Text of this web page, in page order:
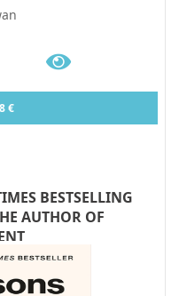
€
BESTSELLING
AUTHOR OF